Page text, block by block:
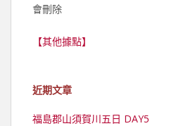
會刪除
【其他據點】
近期文章
福島郡山須賀川五日 DAY5